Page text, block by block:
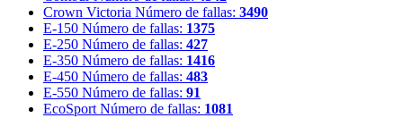
Crown Victoria Número de fallas: 3490
E-150 Número de fallas: 1375
E-250 Número de fallas: 427
E-350 Número de fallas: 1416
E-450 Número de fallas: 483
E-550 Número de fallas: 91
EcoSport Número de fallas: 1081